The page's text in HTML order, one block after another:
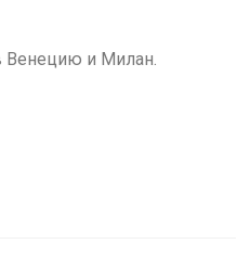
Венецию и Милан.